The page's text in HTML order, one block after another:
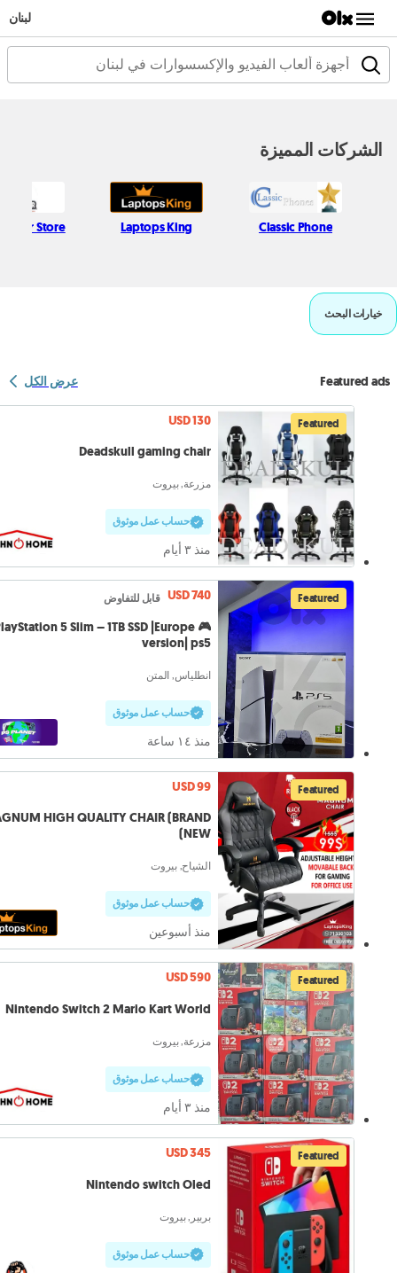
لبنان
الشركات المميزة
Classic Phone
Laptops King
Najjar Store
خيارات البحث
Featured ads عرض الكل
Featured
USD 130
Deadskull gaming chair
مزرعة, بيروت
حساب عمل موثوق
منذ ٣ أيام
Featured
USD 740 قابل للتفاوض
PlayStation 5 Slim – 1TB SSD |Europe
version| ps5
انطلياس, المتن
حساب عمل موثوق
منذ ١٤ ساعة
Featured
USD 99
HIGH QUALITY CHAIR (BRAND
NEW)
الشياح, بيروت
حساب عمل موثوق
منذ أسبوعين
Featured
USD 590
Nintendo Switch 2 Mario Kart World
مزرعة, بيروت
حساب عمل موثوق
منذ ٣ أيام
Featured
USD 345
Nintendo switch Oled
بربير, بيروت
حساب عمل موثوق